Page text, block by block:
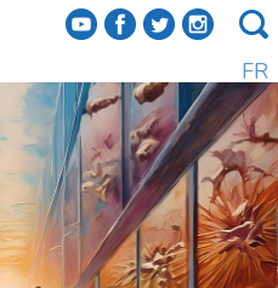
f a b e
FR